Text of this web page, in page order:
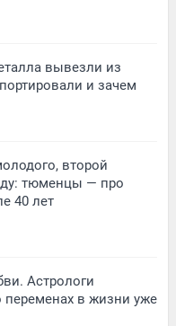
вывезли из
и зачем
второй
тюменцы — про
40 лет
Астрологи
переменах в жизни уже